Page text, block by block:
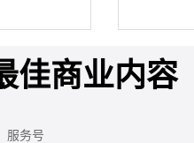
佳商业内容
服务号